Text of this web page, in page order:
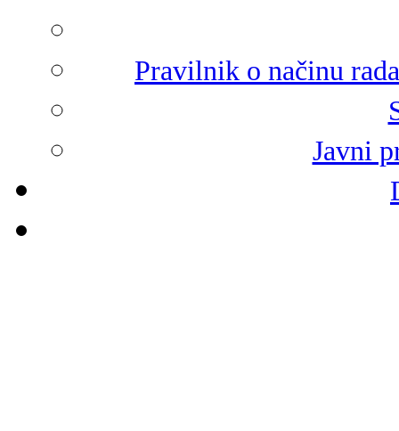
Pravilnik o načinu
Javni